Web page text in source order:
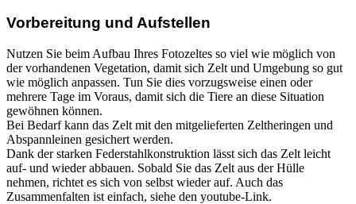
Vorbereitung und Aufstellen
Nutzen Sie beim Aufbau Ihres Fotozeltes so viel wie möglich von
der vorhandenen Vegetation, damit sich Zelt und Umgebung so gut
wie möglich anpassen. Tun Sie dies vorzugsweise einen oder
mehrere Tage im Voraus, damit sich die Tiere an diese Situation
gewöhnen können.
Bei Bedarf kann das Zelt mit den mitgelieferten Zeltheringen und
Abspannleinen gesichert werden.
Dank der starken Federstahlkonstruktion lässt sich das Zelt leicht
auf- und wieder abbauen. Sobald Sie das Zelt aus der Hülle
nehmen, richtet es sich von selbst wieder auf. Auch das
Zusammenfalten ist einfach, siehe den youtube-Link.